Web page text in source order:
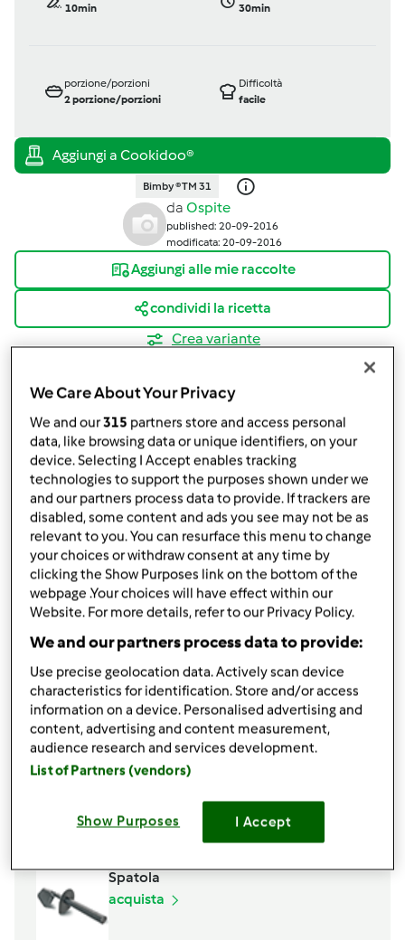
10min
30min
porzione/porzioni
2porzione/porzioni
Difficoltà
facile
Bimby ® TM 31
da Ospite
published: 20-09-2016
modificata: 20-09-2016
Aggiungi alle mie raccolte
condividi la ricetta
Crea variante
Ingredienti
Filetti di cernia con salsa al pomodoro
2filetti di cernia
500grammipomodorini ciliegino
11 scalogno
prezzemolo qb
Sale e pepe qb
Acqua qb (circa mezzo bicchiere)
olio un filo (EVO)
Aggiungi alla lista della spesa
Accessori che ti serviranno
acquista
Spatola
acquista
We Care About Your Privacy
We and our315 partners store and access personal
data, like browsing data or unique identifiers, on your
device. Selecting I Accept enables tracking
technologies to support the purposes shown under we
and our partners process data to provide. If trackers are
disabled, some content and ads you see may not be as
relevant to you. You can resurface this menu to change
your choices or withdraw consent at any time by
clicking the Show Purposes link on the bottom of the
webpage .Your choices will have effect within our
Website. For more details, refer to our Privacy Policy.
We and our partners process data to provide:
Use precise geolocation data. Actively scan device
characteristics for identification. Store and/or access
information on a device. Personalised advertising and
content, advertising and content measurement,
audience research and services development.
List of Partners (vendors)
Show Purposes I Accept